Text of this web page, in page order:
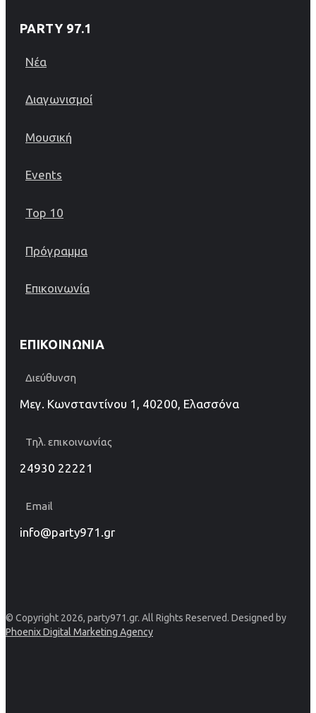
PARTY 97.1
Νέα
Διαγωνισμοί
Μουσική
Events
Top 10
Πρόγραμμα
Επικοινωνία
ΕΠΙΚΟΙΝΩΝΊΑ
Διεύθυνση
Μεγ. Κωνσταντίνου 1, 40200, Ελασσόνα
Τηλ. επικοινωνίας
24930 22221
Email
info@party971.gr
© Copyright 2026, party971.gr. All Rights Reserved. Designed by
Phoenix Digital Marketing Agency